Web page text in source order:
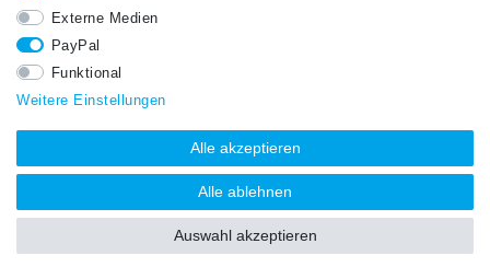
STAY CONNECTED.
Externe Medien
PayPal
Funktional
Weitere Einstellungen
Alle akzeptieren
Alle ablehnen
Auswahl akzeptieren